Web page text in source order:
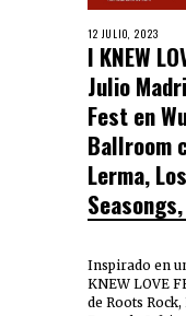
12 JULIO, 2023
I KNEW
Julio
Fest en
Ballroom
Lerma,
Inspirado en
KNEW LOVE
de Roots